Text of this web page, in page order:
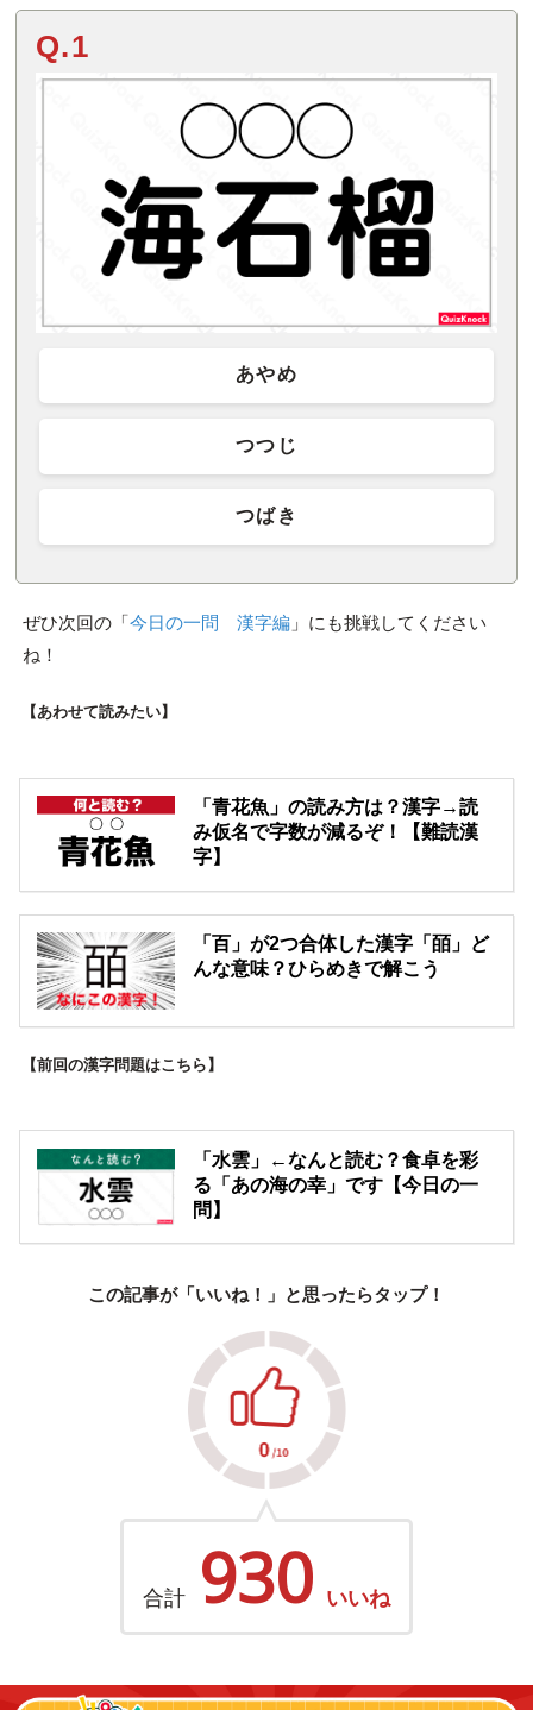
Q.1
あやめ
つつじ
つばき
ぜひ次回の「今日の一問 漢字編」にも挑戦してください
ね！
【あわせて読みたい】
「青花魚」の読み方は？漢字→読
み仮名で字数が減るぞ！【難読漢
字】
「百」が2つ合体した漢字「皕」ど
んな意味？ひらめきで解こう
【前回の漢字問題はこちら】
「水雲」←なんと読む？食卓を彩
る「あの海の幸」です【今日の一
問】
この記事が「いいね！」と思ったらタップ！
合計 930 いいね